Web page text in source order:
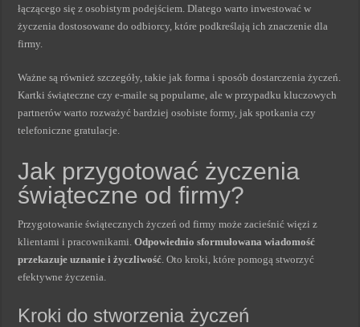
łączącego się z osobistym podejściem. Dlatego warto inwestować w
życzenia dostosowane do odbiorcy, które podkreślają ich znaczenie dla
firmy.
Ważne są również szczegóły, takie jak forma i sposób dostarczenia życzeń.
Kartki świąteczne czy e-maile są popularne, ale w przypadku kluczowych
partnerów warto rozważyć bardziej osobiste formy, jak spotkania czy
telefoniczne gratulacje.
Jak przygotować życzenia
świąteczne od firmy?
Przygotowanie świątecznych życzeń od firmy może zacieśnić więzi z
klientami i pracownikami.Odpowiednio sformułowana wiadomość
przekazuje uznanie i życzliwość. Oto kroki, które pomogą stworzyć
efektywne życzenia.
Kroki do stworzenia życzeń